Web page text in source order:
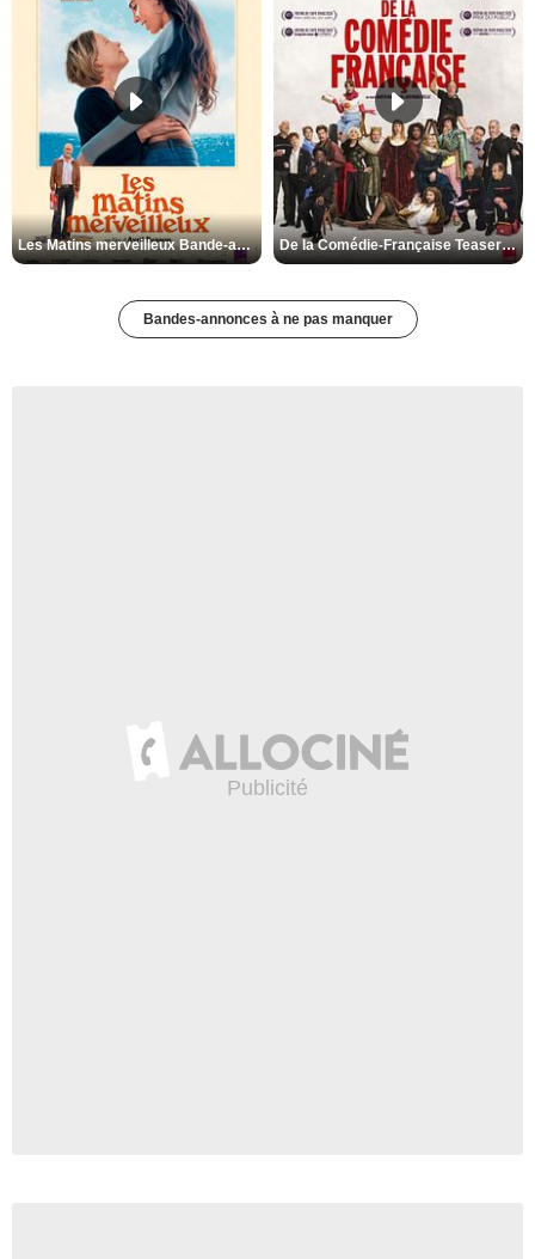
Les Matins merveilleux Bande-annonce VF De la Comédie-Française Teaser VF
Bandes-annonces à ne pas manquer